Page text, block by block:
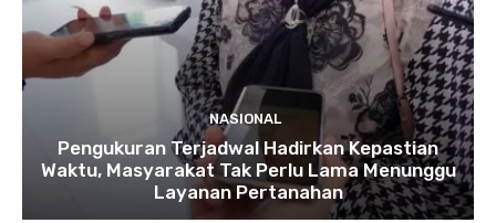
NASIONAL
Pengukuran Terjadwal Hadirkan Kepastian
Waktu, Masyarakat Tak Perlu Lama Menunggu
Layanan Pertanahan